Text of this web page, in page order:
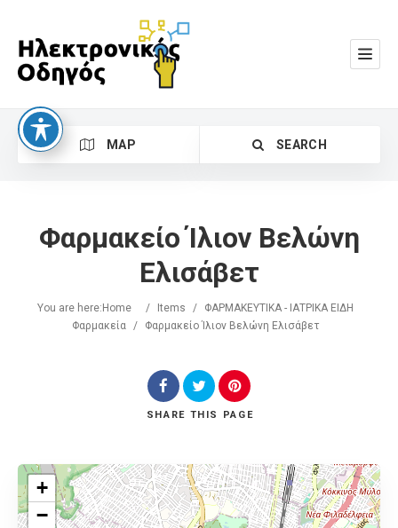
MAP SEARCH
Search
Φαρμακείο Ίλιον Βελώνη
Ελισάβετ
You are here: Home / Items /
ΦΑΡΜΑΚΕΥΤΙΚΑ - ΙΑΤΡΙΚΑ ΕΙΔΗ
Φαρμακεία
/ Φαρμακείο Ίλιον Βελώνη Ελισάβετ
SHARE THIS PAGE
+
−